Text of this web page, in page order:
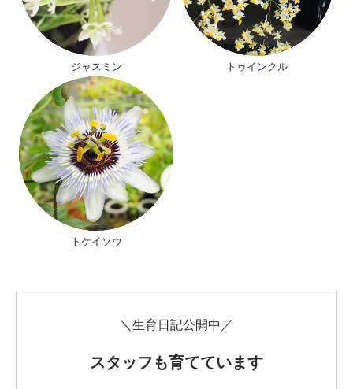
ジャスミン トゥインクル
トケイソウ
＼生育日記公開中／
スタッフも育てています